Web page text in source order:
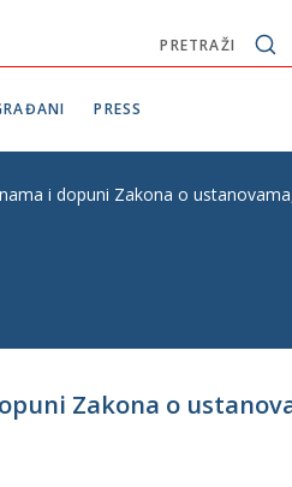
PRETRAŽI
PRESS
i dopuni Zakona o
Zakona o